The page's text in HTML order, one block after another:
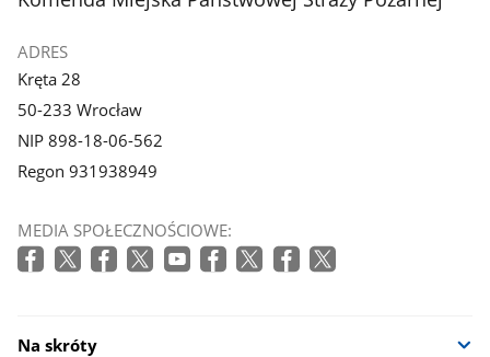
ADRES
Kręta 28
50-233 Wrocław
NIP 898-18-06-562
Regon 931938949
MEDIA SPOŁECZNOŚCIOWE:
Na skróty